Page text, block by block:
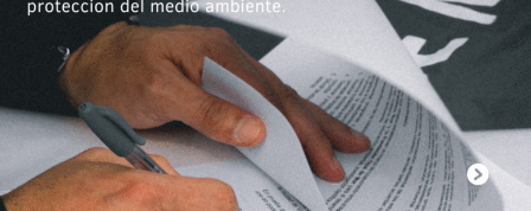
MUNDUS